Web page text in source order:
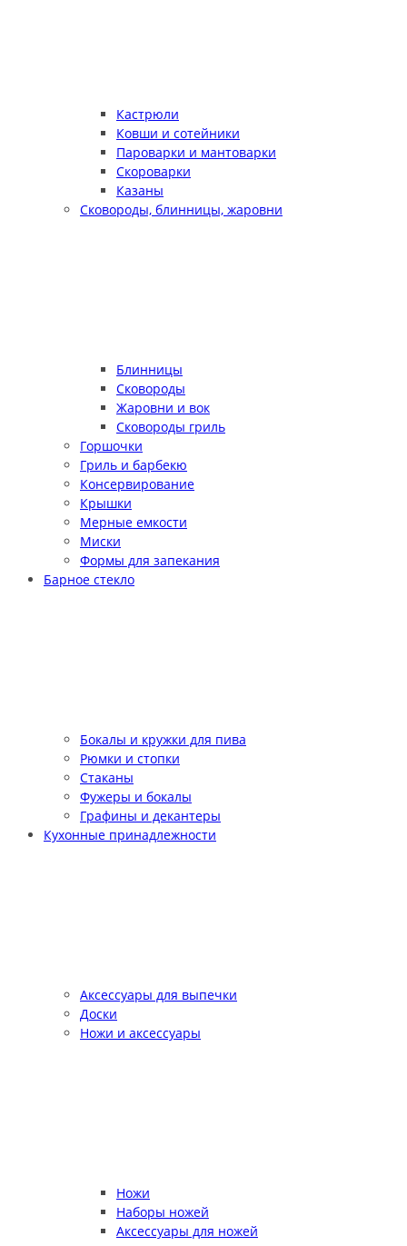
Кастрюли
Ковши и сотейники
Пароварки и мантоварки
Скороварки
Казаны
Сковороды, блинницы, жаровни
Блинницы
Сковороды
Жаровни и вок
Сковороды гриль
Горшочки
Гриль и барбекю
Консервирование
Крышки
Мерные емкости
Миски
Формы для запекания
Барное стекло
Бокалы и кружки для пива
Рюмки и стопки
Стаканы
Фужеры и бокалы
Графины и декантеры
Кухонные принадлежности
Аксессуары для выпечки
Доски
Ножи и аксессуары
Ножи
Наборы ножей
Аксессуары для ножей